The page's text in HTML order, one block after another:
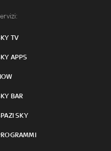
TV
APPS
BAR
SKY